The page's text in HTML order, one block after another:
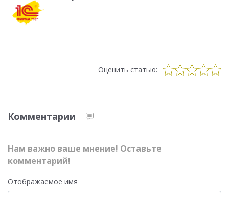
Оценить статью:
Комментарии
Нам важно ваше мнение! Оставьте
комментарий!
Отображаемое имя